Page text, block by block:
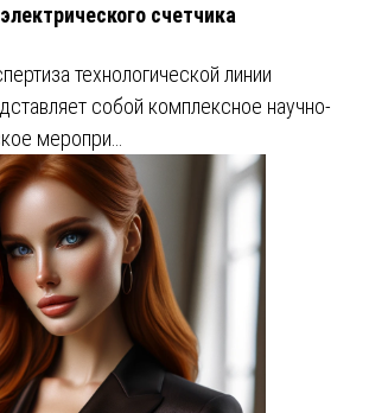
счетчика
технологической линии
собой комплексное научно-
меропри…